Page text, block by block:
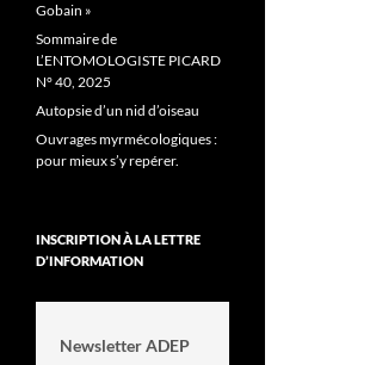
Gobain »
Sommaire de
L’ENTOMOLOGISTE PICARD
N° 40, 2025
Autopsie d’un nid d’oiseau
Ouvrages myrmécologiques :
pour mieux s’y repérer.
INSCRIPTION À LA LETTRE
D’INFORMATION
Newsletter ADEP